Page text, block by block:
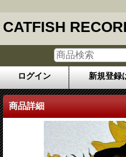
CATFISH
ログイン 新規登録
商品詳細